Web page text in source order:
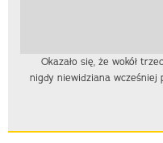
Okazało się, że wokół
nigdy niewidziana wcześniej